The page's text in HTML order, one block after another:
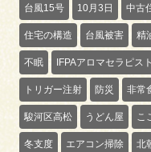
台風15号 10月3日 中古
住宅の構造 台風被害 精
不眠 IFPAアロマセラピスト
トリガー注射 防災 非常
駿河区高松 うどん屋 こ
冬支度 エアコン掃除 北